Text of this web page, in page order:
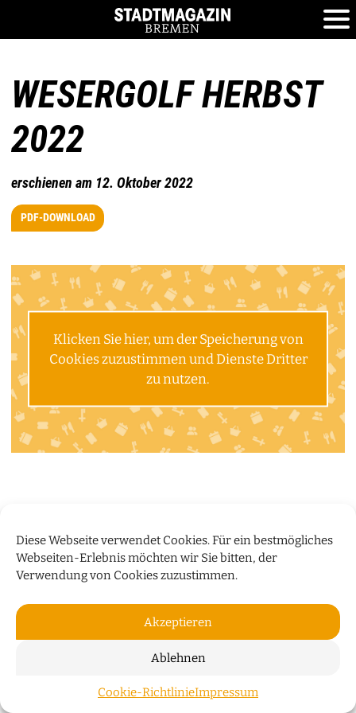
Diese Webseite verwendet Cookies. Für ein bestmögliches
Webseiten-Erlebnis möchten wir Sie bitten, der
Verwendung von Cookies zuzustimmen.
Akzeptieren
Ablehnen
Cookie-RichtlinieImpressum
WESERGOLF HERBST
2022
erschienen am 12. Oktober 2022
PDF-DOWNLOAD
Klicken Sie hier, um der Speicherung von
Cookies zuzustimmen und Dienste Dritter
zu nutzen.